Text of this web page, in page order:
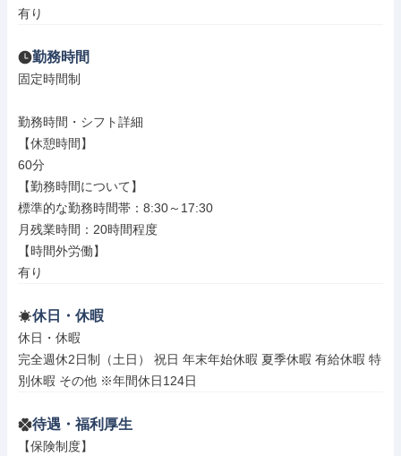
有り
勤務時間
固定時間制
勤務時間・シフト詳細
【休憩時間】
60分
【勤務時間について】
標準的な勤務時間帯：8:30～17:30
月残業時間：20時間程度
【時間外労働】
有り
休日・休暇
休日・休暇
完全週休2日制（土日） 祝日 年末年始休暇 夏季休暇 有給休暇 特
別休暇 その他 ※年間休日124日
待遇・福利厚生
【保険制度】